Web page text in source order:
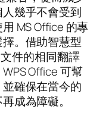
幾乎不會受到
MS Office 的專
。借助智慧型
件的相同翻譯
Office 可幫
確保在當今的
成為障礙。